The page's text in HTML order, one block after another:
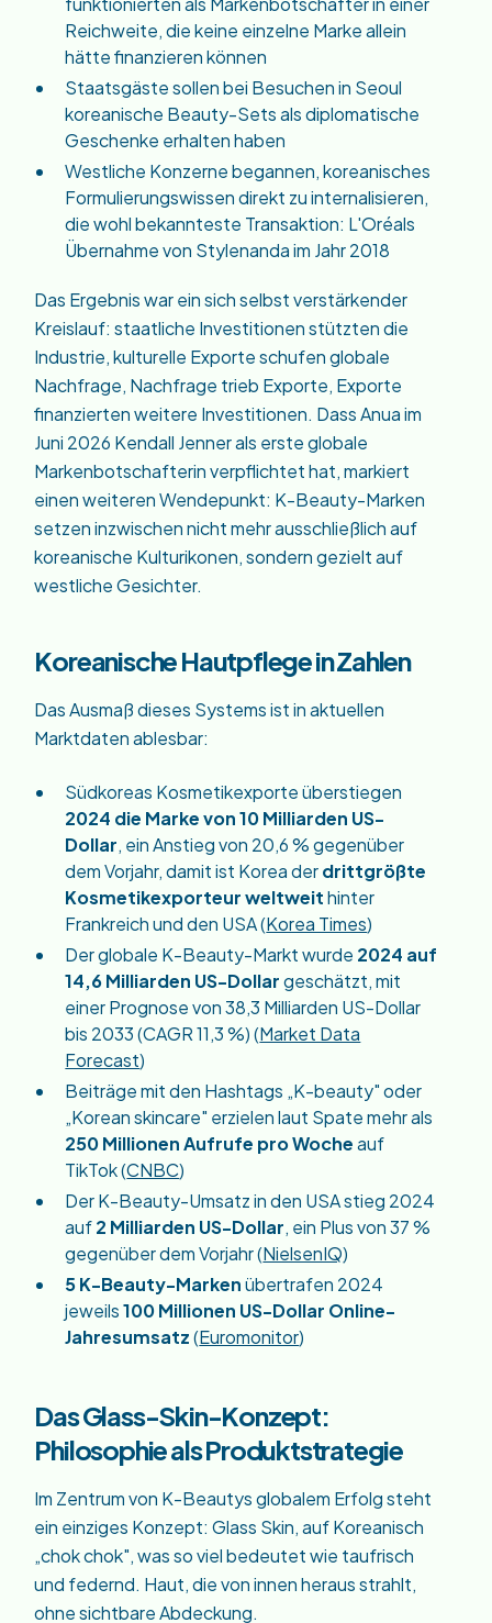
Reichweite, die keine einzelne Marke allein
hätte finanzieren können
Staatsgäste sollen bei Besuchen in Seoul
koreanische Beauty-Sets als diplomatische
Geschenke erhalten haben
Westliche Konzerne begannen, koreanisches
Formulierungswissen direkt zu internalisieren,
die wohl bekannteste Transaktion: L'Oréals
Übernahme von Stylenanda im Jahr 2018
Das Ergebnis war ein sich selbst verstärkender
Kreislauf: staatliche Investitionen stützten die
Industrie, kulturelle Exporte schufen globale
Nachfrage, Nachfrage trieb Exporte, Exporte
finanzierten weitere Investitionen. Dass Anua im
Juni 2026 Kendall Jenner als erste globale
Markenbotschafterin verpflichtet hat, markiert
einen weiteren Wendepunkt: K-Beauty-Marken
setzen inzwischen nicht mehr ausschließlich auf
koreanische Kulturikonen, sondern gezielt auf
westliche Gesichter.
Koreanische Hautpflege in Zahlen
Das Ausmaß dieses Systems ist in aktuellen
Marktdaten ablesbar:
Südkoreas Kosmetikexporte überstiegen
2024 die Marke von 10 Milliarden US-
Dollar, ein Anstieg von 20,6 % gegenüber
dem Vorjahr, damit ist Korea derdrittgrößte
Kosmetikexporteur weltweithinter
Frankreich und den USA (Korea Times)
Der globale K-Beauty-Markt wurde 2024 auf
14,6 Milliarden US-Dollargeschätzt, mit
einer Prognose von 38,3 Milliarden US-Dollar
bis 2033 (CAGR 11,3 %) (Market Data
Forecast)
Beiträge mit den Hashtags „K-beauty" oder
„Korean skincare" erzielen laut Spate mehr als
250 Millionen Aufrufe pro Wocheauf
TikTok (CNBC)
Der K-Beauty-Umsatz in den USA stieg 2024
auf2 Milliarden US-Dollar, ein Plus von 37 %
gegenüber dem Vorjahr (NielsenIQ)
5 K-Beauty-Markenübertrafen 2024
jeweils100 Millionen US-Dollar Online-
Jahresumsatz(Euromonitor)
Das Glass-Skin-Konzept:
Philosophie als Produktstrategie
Im Zentrum von K-Beautys globalem Erfolg steht
ein einziges Konzept: Glass Skin, auf Koreanisch
„chok chok", was so viel bedeutet wie taufrisch
und federnd. Haut, die von innen heraus strahlt,
ohne sichtbare Abdeckung.